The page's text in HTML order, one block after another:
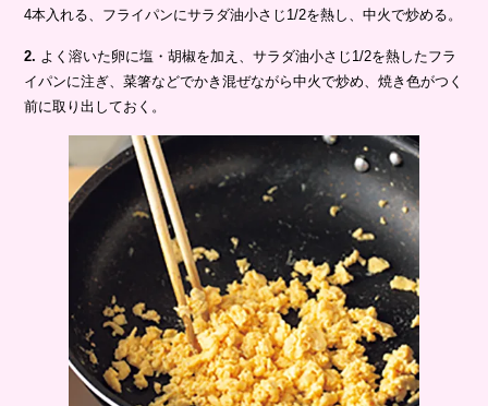
4本入れる、フライパンにサラダ油小さじ1/2を熱し、中火で炒める。
2. よく溶いた卵に塩・胡椒を加え、サラダ油小さじ1/2を熱したフラ
イパンに注ぎ、菜箸などでかき混ぜながら中火で炒め、焼き色がつく
前に取り出しておく。